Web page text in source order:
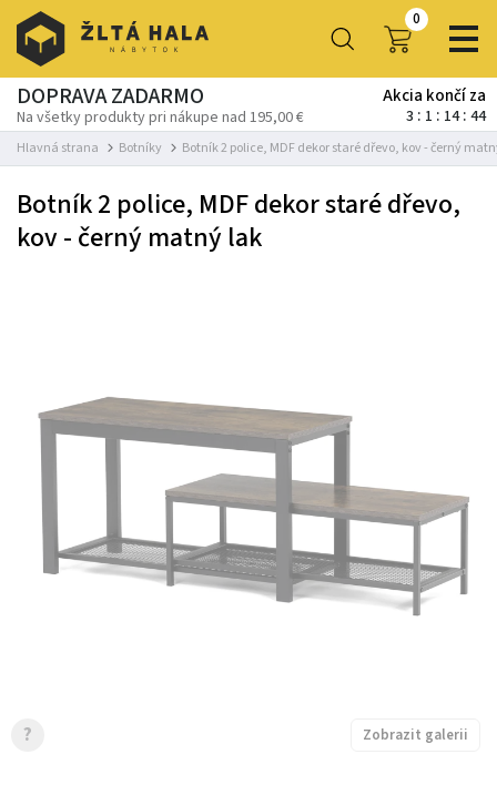
0
DOPRAVA ZADARMO
Na všetky produkty pri nákupe nad 195,00 €
Akcia končí za
3 1 14 44
Hlavná strana Botníky Botník 2 police, MDF dekor staré dřevo, kov - černý
Botník 2 police, MDF dekor staré dřevo,
kov - černý matný lak
Zobrazit galerii
?